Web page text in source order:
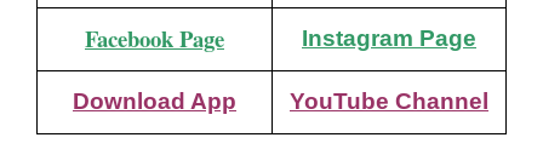
Facebook Page Instagram Page
Download App YouTube Channel